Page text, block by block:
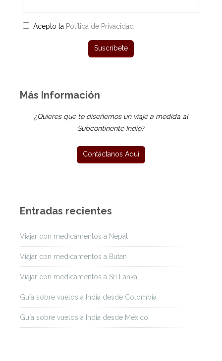
Acepto la Política de Privacidad
Más Información
¿Quieres que te diseñemos un viaje a medida al
Subcontinente Indio?
Entradas recientes
Viajar con medicamentos a Nepal
Viajar con medicamentos a Bután
Viajar con medicamentos a Sri Lanka
Guía sobre vuelos a India desde Colombia
Guía sobre vuelos a India desde México